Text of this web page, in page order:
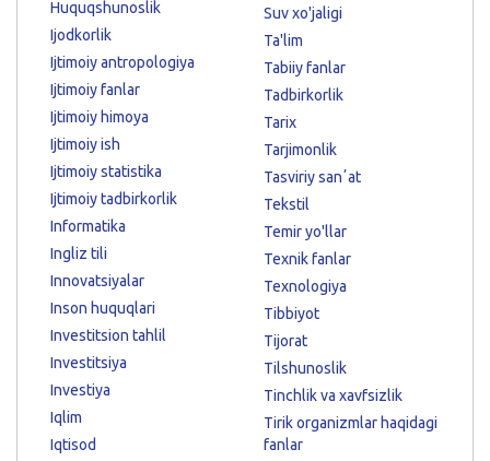
Huquqshunoslik
Ijodkorlik
Ijtimoiy antropologiya
Ijtimoiy fanlar
Ijtimoiy himoya
Ijtimoiy ish
Ijtimoiy statistika
Ijtimoiy tadbirkorlik
Informatika
Ingliz tili
Innovatsiyalar
Inson huquqlari
Investitsion tahlil
Investitsiya
Investiya
Iqlim
Iqtisod
Suv xo'jaligi
Ta'lim
Tabiiy fanlar
Tadbirkorlik
Tarix
Tarjimonlik
Tasviriy sanʼat
Tekstil
Temir yo'llar
Texnik fanlar
Texnologiya
Tibbiyot
Tijorat
Tilshunoslik
Tinchlik va xavfsizlik
Tirik organizmlar haqidagi
fanlar